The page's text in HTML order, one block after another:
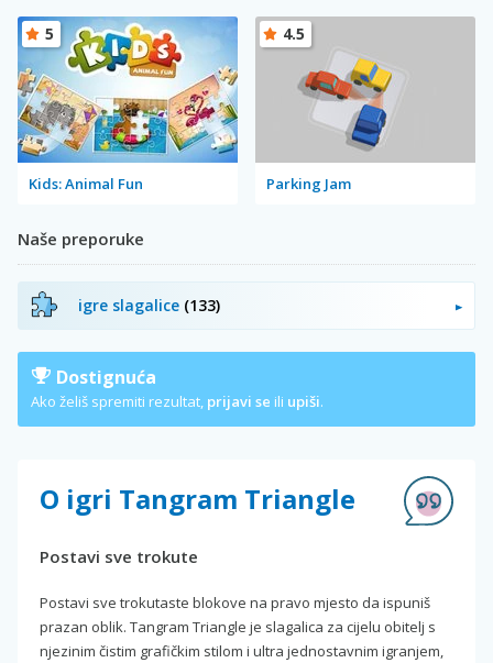
Kids: Animal Fun
5
Parking Jam
4.5
Naše preporuke
igre slagalice (133)
Dostignuća
Ako želiš spremiti rezultat, prijavi se ili upiši.
O igri Tangram Triangle
Postavi sve trokute
Postavi sve trokutaste blokove na pravo mjesto da ispuniš
prazan oblik. Tangram Triangle je slagalica za cijelu obitelj s
njezinim čistim grafičkim stilom i ultra jednostavnim igranjem,